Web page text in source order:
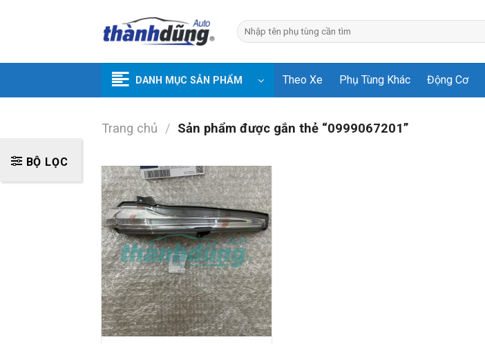
Tìm
kiếm:
DANH MỤC SẢN PHẨM Theo Xe Phụ Tùng Khác Động Cơ
Trang chủ / Sản phẩm được gắn thẻ “0999067201”
BỘ LỌC